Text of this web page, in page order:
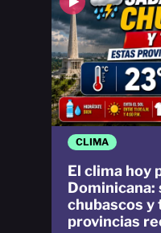
CLIMA
El clima hoy
Dominicana:
chubascos y
provincias